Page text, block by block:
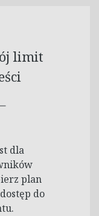
limit
dla
plan
do